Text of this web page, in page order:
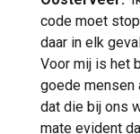
code moet
daar in elk
Voor mij is het
goede mensen
dat die bij ons
mate evident